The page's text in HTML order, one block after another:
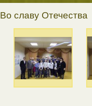
Во славу Отечества